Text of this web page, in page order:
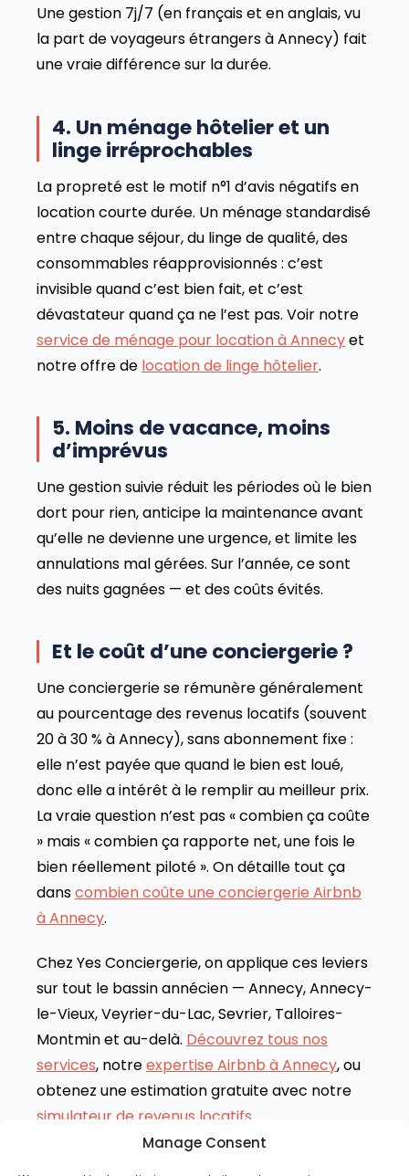
Manage Consent
Une gestion 7j/7 (en français et en anglais, vu
la part de voyageurs étrangers à Annecy) fait
une vraie différence sur la durée.
4. Un ménage hôtelier et un
linge irréprochables
La propreté est le motif n°1 d’avis négatifs en
location courte durée. Un ménage standardisé
entre chaque séjour, du linge de qualité, des
consommables réapprovisionnés : c’est
invisible quand c’est bien fait, et c’est
dévastateur quand ça ne l’est pas. Voir notre
service de ménage pour location à Annecyet
notre offre de location de linge hôtelier.
5. Moins de vacance, moins
d’imprévus
Une gestion suivie réduit les périodes où le bien
dort pour rien, anticipe la maintenance avant
qu’elle ne devienne une urgence, et limite les
annulations mal gérées. Sur l’année, ce sont
des nuits gagnées — et des coûts évités.
Et le coût d’une conciergerie ?
Une conciergerie se rémunère généralement
au pourcentage des revenus locatifs (souvent
20 à 30 % à Annecy), sans abonnement fixe :
elle n’est payée que quand le bien est loué,
donc elle a intérêt à le remplir au meilleur prix.
La vraie question n’est pas « combien ça coûte
» mais « combien ça rapporte net, une fois le
bien réellement piloté ». On détaille tout ça
danscombien coûte une conciergerie Airbnb
à Annecy.
Chez Yes Conciergerie, on applique ces leviers
sur tout le bassin annécien — Annecy, Annecy-
le-Vieux, Veyrier-du-Lac, Sevrier, Talloires-
Montmin et au-delà. Découvrez tous nos
services, notreexpertise Airbnb à Annecy, ou
obtenez une estimation gratuite avec notre
simulateur de revenus locatifs